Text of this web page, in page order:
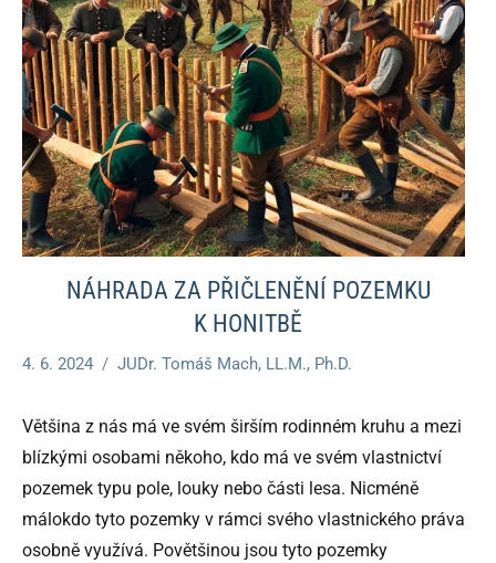
NÁHRADA ZA PŘIČLENĚNÍ POZEMKU
K HONITBĚ
4. 6. 2024 JUDr. Tomáš Mach, LL.M., Ph.D.
Většina z nás má ve svém širším rodinném kruhu a mezi
blízkými osobami někoho, kdo má ve svém vlastnictví
pozemek typu pole, louky nebo části lesa. Nicméně
málokdo tyto pozemky v rámci svého vlastnického práva
osobně využívá. Povětšinou jsou tyto pozemky